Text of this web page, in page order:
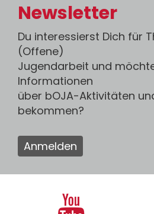
Newsletter
Du interessierst Dich für
(Offene)
Jugendarbeit und
Informationen
über bOJA-Aktivitäten
bekommen?
Anmelden